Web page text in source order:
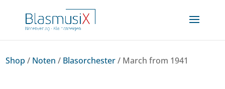
Shop / Noten / Blasorchester/ March from 1941